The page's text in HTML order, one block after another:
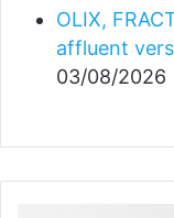
OLIX,
affluent
03/08/2026